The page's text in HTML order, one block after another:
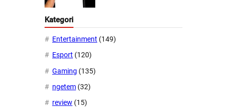
Kategori
Entertainment (149)
Esport (120)
Gaming (135)
ngetem (32)
review (15)